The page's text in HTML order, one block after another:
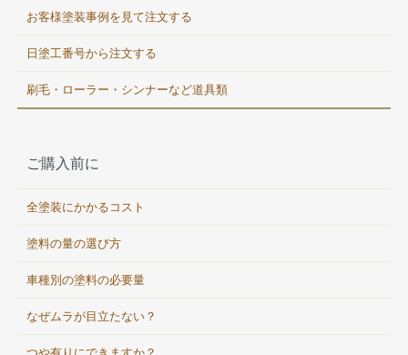
お客様塗装事例を見て注文する
日塗工番号から注文する
刷毛・ローラー・シンナーなど道具類
ご購入前に
全塗装にかかるコスト
塗料の量の選び方
車種別の塗料の必要量
なぜムラが目立たない？